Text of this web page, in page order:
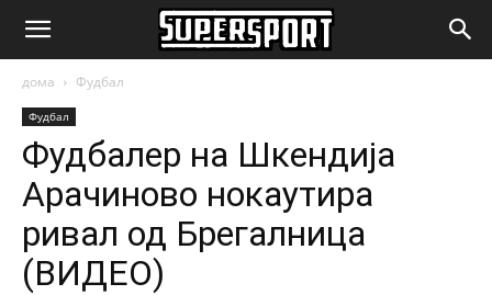
SuperSport.mk
дома Фудбал
Фудбал
Фудбалер на Шкендија
Арачиново нокаутира
ривал од Брегалница
(ВИДЕО)